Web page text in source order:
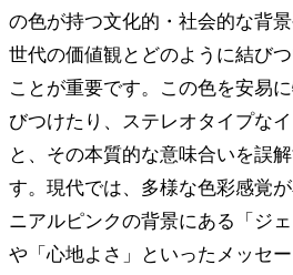
の色が持つ文化的・社会的な背
世代の価値観とどのように結び
ことが重要です。この色を安易
びつけたり、ステレオタイプな
と、その本質的な意味合いを誤
す。現代では、多様な色彩感覚
ニアルピンクの背景にある「ジ
や「心地よさ」といったメッセ